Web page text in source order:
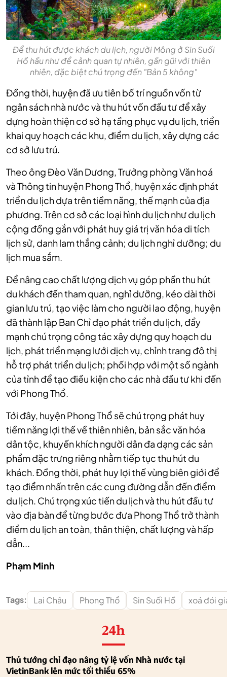
Để thu hút được khách du lịch, người Mông ở Sin Suối
Hồ hầu như để cảnh quan tự nhiên, gần gũi với thiên
nhiên, đặc biệt chú trọng đến "Bản 5 không"
Đồng thời, huyện đã ưu tiên bố trí nguồn vốn từ
ngân sách nhà nước và thu hút vốn đầu tư để xây
dựng hoàn thiện cơ sở hạ tầng phục vụ du lịch, triển
khai quy hoạch các khu, điểm du lịch, xây dựng các
cơ sở lưu trú.
Theo ông Đèo Văn Dương, Trưởng phòng Văn hoá
và Thông tin huyện Phong Thổ, huyện xác định phát
triển du lịch dựa trên tiềm năng, thế mạnh của địa
phương. Trên cơ sở các loại hình du lịch như du lịch
cộng đồng gắn với phát huy giá trị văn hóa di tích
lịch sử, danh lam thắng cảnh; du lịch nghỉ dưỡng; du
lịch mua sắm.
Để nâng cao chất lượng dịch vụ góp phần thu hút
du khách đến tham quan, nghỉ dưỡng, kéo dài thời
gian lưu trú, tạo việc làm cho người lao động, huyện
đã thành lập Ban Chỉ đạo phát triển du lịch, đẩy
mạnh chú trọng công tác xây dựng quy hoạch du
lịch, phát triển mạng lưới dịch vụ, chỉnh trang đô thị
hỗ trợ phát triển du lịch; phối hợp với một số ngành
của tỉnh để tạo điều kiện cho các nhà đầu tư khi đến
với Phong Thổ.
Tới đây, huyện Phong Thổ sẽ chú trọng phát huy
tiềm năng lợi thế về thiên nhiên, bản sắc văn hóa
dân tộc, khuyến khích người dân đa dạng các sản
phẩm đặc trưng riêng nhằm tiếp tục thu hút du
khách. Đồng thời, phát huy lợi thế vùng biên giới để
tạo điểm nhấn trên các cung đường dẫn đến điểm
du lịch. Chú trọng xúc tiến du lịch và thu hút đầu tư
vào địa bàn để từng bước đưa Phong Thổ trở thành
điểm du lịch an toàn, thân thiện, chất lượng và hấp
dẫn...
Phạm Minh
Tags: Lai Châu Phong Thổ Sin Suối Hồ xoá đói
24h
Thủ tướng chỉ đạo nâng tỷ lệ vốn Nhà nước tại
VietinBank lên mức tối thiểu 65%